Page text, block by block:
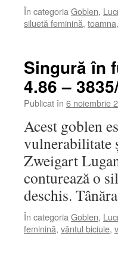
În categoria Goblen,
siluetă feminină, toamna,
Singură în
4.86 –
Publicat în 6 noiembrie
Acest goblen
vulnerabilitate
Zweigart
conturează o
deschis.
În categoria Goblen,
feminină, vântul biciuie,